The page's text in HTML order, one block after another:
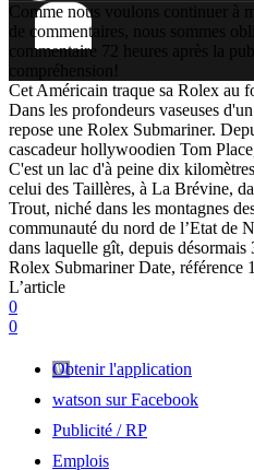
Comme nous voulons continuer à
de commentaires, nous sommes
commentaire 72 heures après la
compréhension!
Cet Américain traque sa Rolex au
Dans les profondeurs vaseuses
repose une Rolex Submariner.
cascadeur hollywoodien Tom
C'est un lac d'à peine dix
celui des Taillères, à La Brévine,
Trout, niché dans les montagnes
communauté du nord de l’Etat de
dans laquelle gît, depuis
Rolex Submariner Date, référence
L’article
0
0
Obtenir l'application
watson sur Facebook
Publicité / RP
Emplois